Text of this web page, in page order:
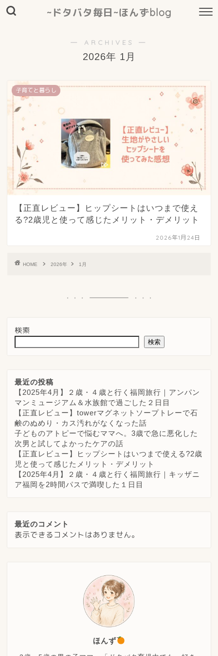
~ドタバタ毎日~ほんずblog
― ARCHIVES ―
2026年 1月
子育てと暮らし
【正直レビュー】ヒップシートはいつまで使え
る?2歳児と使って感じたメリット・デメリット
2026年1月24日
HOME 2026年 1月
検索
検索
最近の投稿
【2025年4月】２歳・４歳と行く福岡旅行｜アンパン
マンミュージアム＆水族館で過ごした２日目
【正直レビュー】towerマグネットソープトレーで石
鹸のぬめり・カス汚れがなくなった話
子どものアトピーで悩むママへ。3歳で急に悪化した
次男と試してよかったケアの話
【正直レビュー】ヒップシートはいつまで使える?2歳
児と使って感じたメリット・デメリット
【2025年4月】２歳・４歳と行く福岡旅行｜キッザニ
ア福岡を2時間パスで満喫した１日目
最近のコメント
表示できるコメントはありません。
ほんず